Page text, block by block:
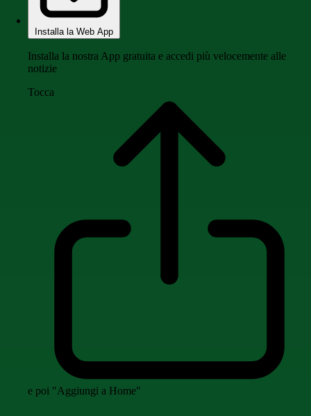
Installa la Web App
Installa la nostra App gratuita e accedi più velocemente alle
notizie
Tocca
e poi "Aggiungi a Home"